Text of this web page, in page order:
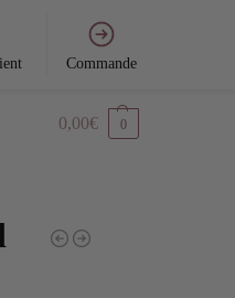
Commande
0,00€ 0